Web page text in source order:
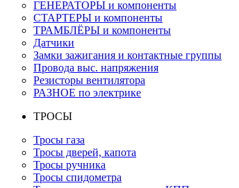
ГЕНЕРАТОРЫ и компоненты
СТАРТЕРЫ и компоненты
ТРАМБЛЁРЫ и компоненты
Датчики
Замки зажигания и контактные группы
Провода выс. напряжения
Резисторы вентилятора
РАЗНОЕ по электрике
ТРОСЫ
Тросы газа
Тросы дверей, капота
Тросы ручника
Тросы спидометра